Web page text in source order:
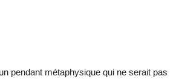
pendant métaphysique qui ne serait pas